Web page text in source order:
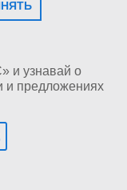
и узнавай о
и предложениях